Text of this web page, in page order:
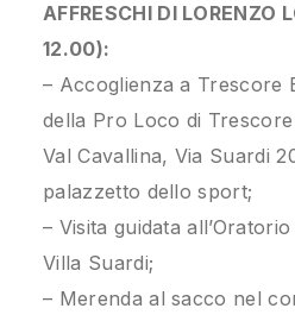
AFFRESCHI DI
12.00):
– Accoglienza a Trescore
della Pro Loco di
Val Cavallina, Via Suardi
palazzetto dello sport;
– Visita guidata
Villa Suardi;
– Merenda al sacco nel